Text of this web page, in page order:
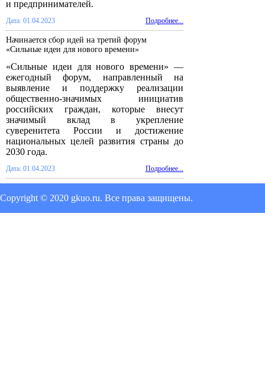
и предпринимателей.
Дата: 01.04.2023 Подробнее...
Начинается сбор идей на третий форум
«Сильные идеи для нового времени»
«Сильные идеи для нового времени» —
ежегодный форум, направленный на
выявление и поддержку реализации
общественно-значимых инициатив
российских граждан, которые внесут
значимый вклад в укрепление
суверенитета России и достижение
национальных целей развития страны до
2030 года.
Дата: 01.04.2023 Подробнее...
Copyright © 2020 gkuo.ru. Все права защищены.